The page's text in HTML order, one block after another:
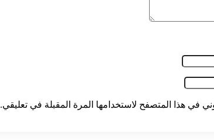
في هذا المتصفح لاستخدامها المرة المقبلة في تعليقي.